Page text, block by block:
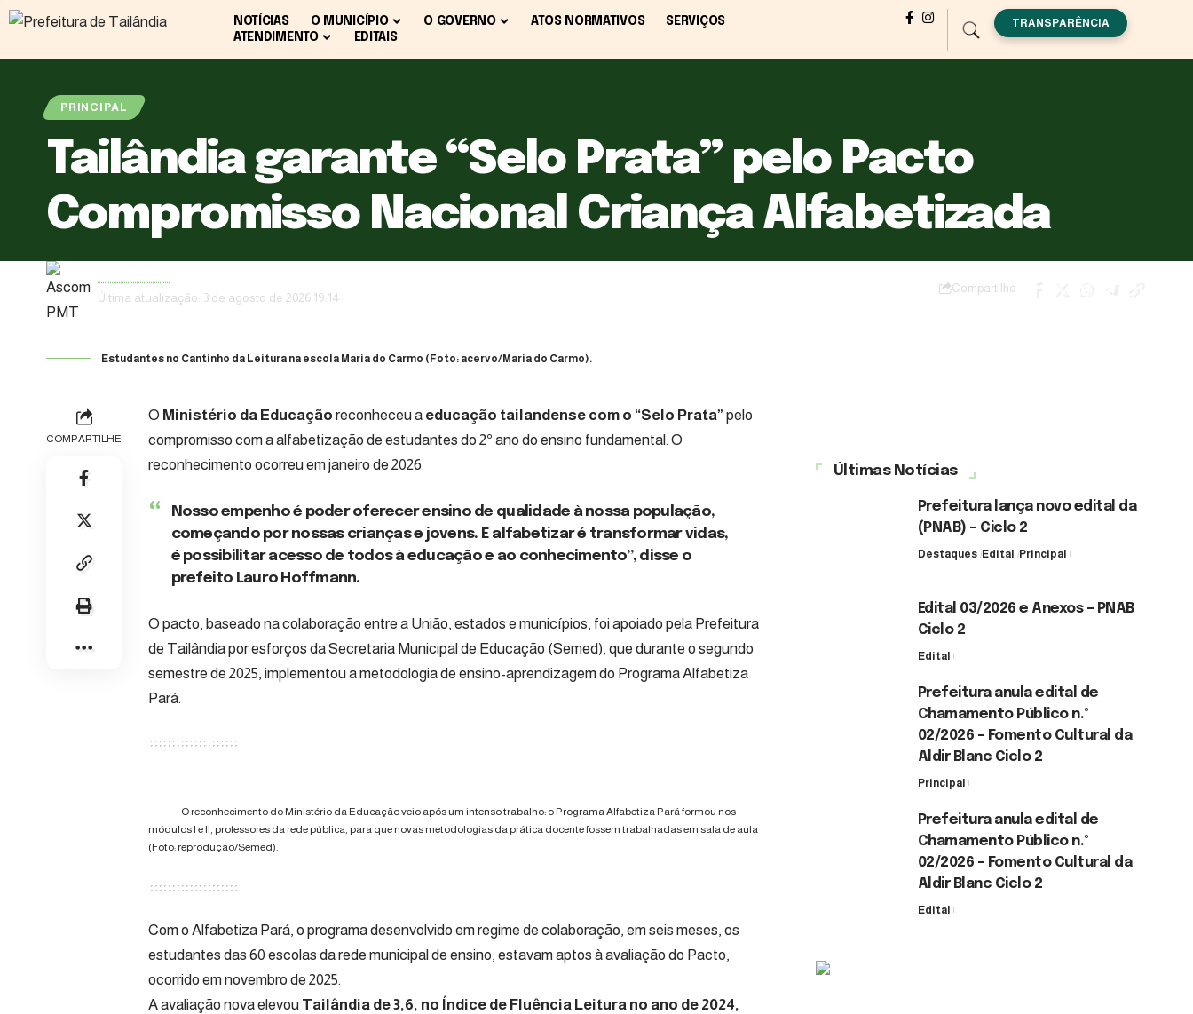
NOTÍCIAS O MUNICÍPIO O GOVERNO ATOS NORMATIVOS
SERVIÇOS
ATENDIMENTO
EDITAIS
TRANSPARÊNCIA
PRINCIPAL
Tailândia garante “Selo Prata” pelo Pacto
Compromisso Nacional Criança Alfabetizada
Última atualização: 3 de agosto de 2026 19:14
Compartilhe
Estudantes no Cantinho da Leitura na escola Maria do Carmo (Foto: acervo/Maria do Carmo).
COMPARTILHE
O Ministério da Educação reconheceu a educação tailandense com o “Selo Prata” pelo
compromisso com a alfabetização de estudantes do 2º ano do ensino fundamental. O
reconhecimento ocorreu em janeiro de 2026.
Nosso empenho é poder oferecer ensino de qualidade à nossa população,
começando por nossas crianças e jovens. E alfabetizar é transformar vidas,
é possibilitar acesso de todos à educação e ao conhecimento”, disse o
prefeito Lauro Hoffmann.
O pacto, baseado na colaboração entre a União, estados e municípios, foi apoiado pela Prefeitura
de Tailândiapor esforços daSecretaria Municipal de Educação (Semed), que durante o segundo
semestre de 2025, implementou a metodologia de ensino-aprendizagem do Programa Alfabetiza
Pará.
O reconhecimento do Ministério da Educação veio após um intenso trabalho: o Programa Alfabetiza Pará formou nos
módulos I e II, professores da rede pública, para que novas metodologias da prática docente fossem trabalhadas em sala de aula
(Foto: reprodução/Semed).
Com o Alfabetiza Pará, o programa desenvolvido em regime de colaboração, em seis meses, os
estudantes das 60 escolas da rede municipal de ensino, estavam aptos à avaliação do Pacto,
ocorrido em novembro de 2025.
A avaliação nova elevou Tailândia de 3,6, no Índice de Fluência Leitura no ano de 2024,
Últimas Notícias
Prefeitura lança novo edital da
(PNAB) – Ciclo 2
Destaques Edital
Principal
Edital 03/2026 e Anexos – PNAB
Ciclo 2
Edital
Prefeitura anula edital de
Chamamento Público n.º
02/2026 – Fomento Cultural da
Aldir Blanc Ciclo 2
Principal
Prefeitura anula edital de
Chamamento Público n.º
02/2026 – Fomento Cultural da
Aldir Blanc Ciclo 2
Edital